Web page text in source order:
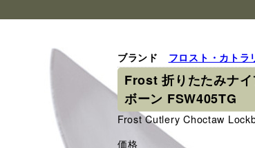
ブランド フロスト・カトラ
Frost 折りたたみナ
ボーン FSW405TG
Frost Cutlery Choctaw
価格